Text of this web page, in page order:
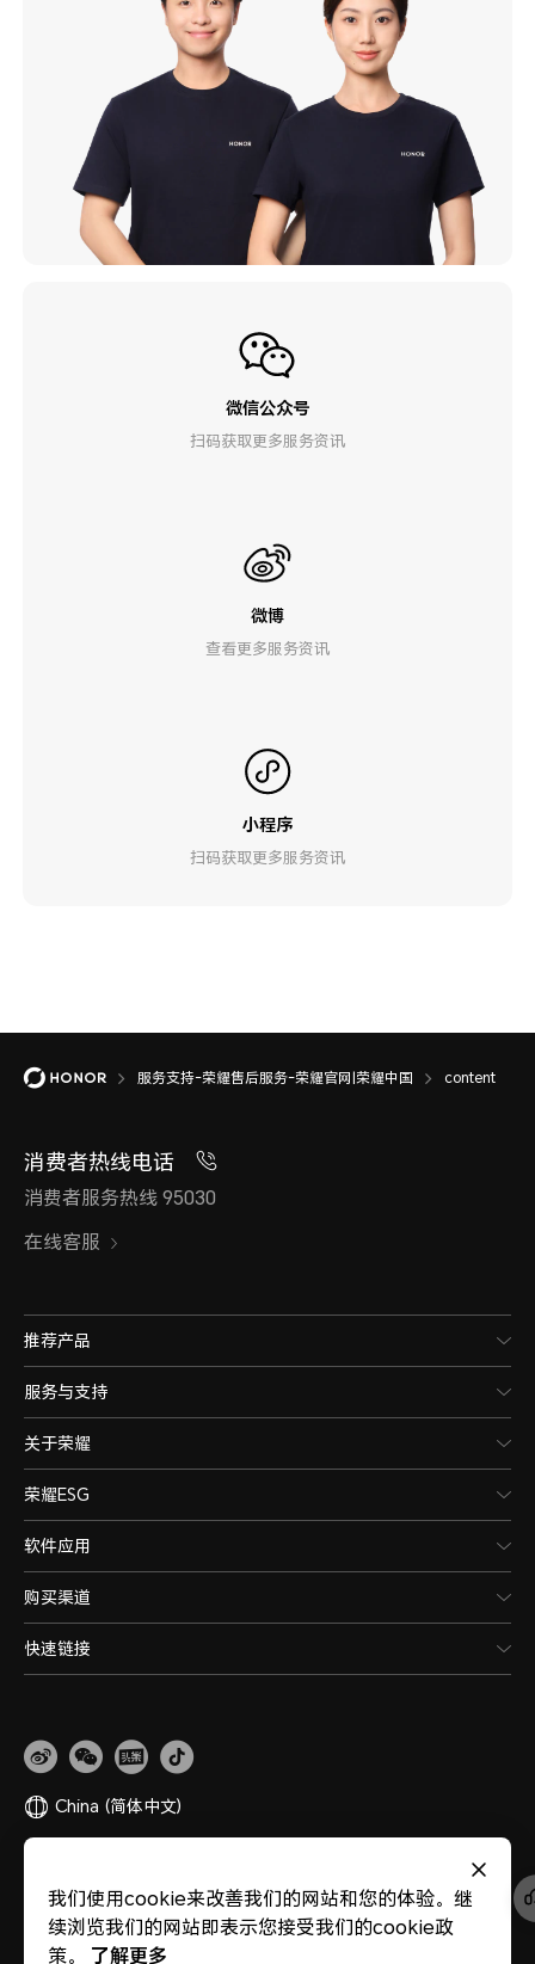
微信公众号
扫码获取更多服务资讯
微博
查看更多服务资讯
小程序
扫码获取更多服务资讯
服务支持-荣耀售后服务-荣耀官网|荣耀中国 content
消费者热线电话
消费者服务热线 95030
在线客服
推荐产品
服务与支持
关于荣耀
荣耀ESG
软件应用
购买渠道
快速链接
China (简体中文)
版权所有 © 荣耀终端股份有限公司 2020-2026 保留一切权利。
44030002002883
粤ICP备20047157号
我们使用cookie来改善我们的网站和您的体验。继
续浏览我们的网站即表示您接受我们的cookie政
策。
了解更多